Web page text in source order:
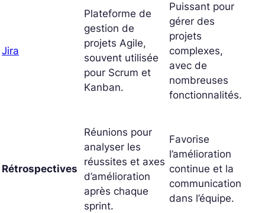
Jira
Plateforme de
gestion de
projets Agile,
souvent utilisée
pour Scrum et
Kanban.
Puissant pour
gérer des
projets
complexes,
avec de
nombreuses
fonctionnalités.
Rétrospectives
Réunions pour
analyser les
réussites et axes
d’amélioration
après chaque
sprint.
Favorise
l’amélioration
continue et la
communication
dans l’équipe.